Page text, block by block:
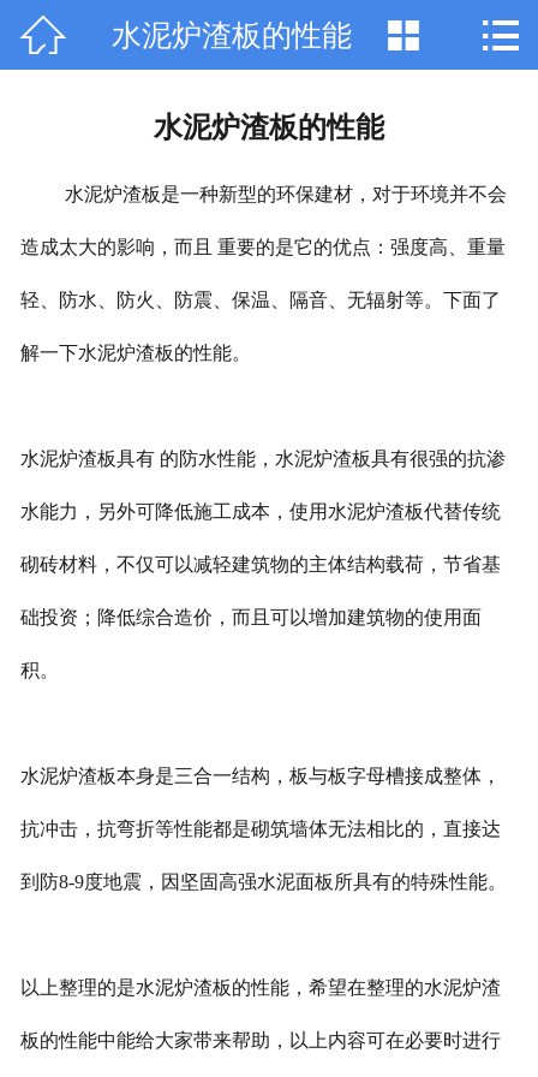
 网站首页
联系我们
 水泥炉渣板的性能  
水泥炉渣板的性能
水泥炉渣板是一种新型的环保建材，对于环境并不会
造成太大的影响，而且 重要的是它的优点：强度高、重量
轻、防水、防火、防震、保温、隔音、无辐射等。下面了
解一下水泥炉渣板的性能。
水泥炉渣板具有 的防水性能，水泥炉渣板具有很强的抗渗
水能力，另外可降低施工成本，使用水泥炉渣板代替传统
砌砖材料，不仅可以减轻建筑物的主体结构载荷，节省基
础投资；降低综合造价，而且可以增加建筑物的使用面
积。
水泥炉渣板本身是三合一结构，板与板字母槽接成整体，
抗冲击，抗弯折等性能都是砌筑墙体无法相比的，直接达
到防8-9度地震，因坚固高强水泥面板所具有的特殊性能。
以上整理的是水泥炉渣板的性能，希望在整理的水泥炉渣
板的性能中能给大家带来帮助，以上内容可在必要时进行